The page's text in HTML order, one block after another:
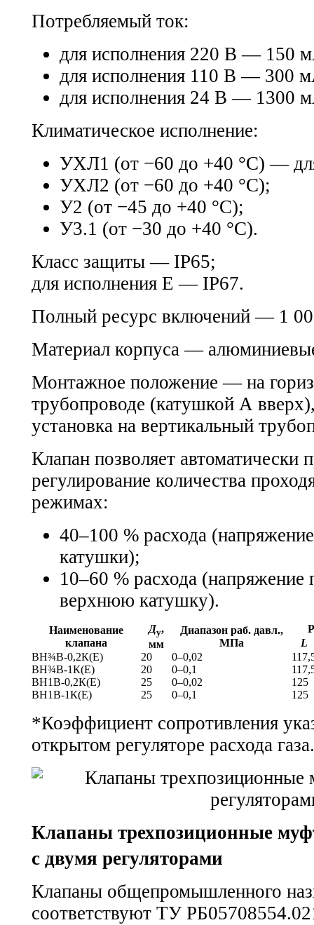
Потребляемый ток:
для исполнения 220 В — 150
для исполнения 110 В — 300
для исполнения 24 В — 1300
Климатическое исполнение:
УХЛ1 (от −60 до +40 °С) —
УХЛ2 (от −60 до +40 °С);
У2 (от −45 до +40 °С);
У3.1 (от −30 до +40 °С).
Класс защиты — IP65;
для исполнения Е — IP67.
Полный ресурс включений — 1
Материал корпуса —
Монтажное положение — на
трубопроводе (катушкой А
установка на вертикальный
Клапан позволяет автоматически
регулирование количества
режимах:
40–100 % расхода
катушки);
10–60 % расхода (напряжение
верхнюю катушку).
Наименование
клапана
Ду,
мм
Диапазон раб. давл.,
МПа
L
ВН¾В-0,2К(Е)
20 0–0,02
ВН¾В-1К(Е)
20 0–0,1
ВН1В-0,2К(Е)
25 0–0,02
125
ВН1В-1К(Е)
25 0–0,1 125
*Коэффициент сопротивления
открытом регуляторе расхода газа.
Клапаны трехпозиционные
с двумя регуляторами
Клапаны общепромышленного
соответствуют ТУ